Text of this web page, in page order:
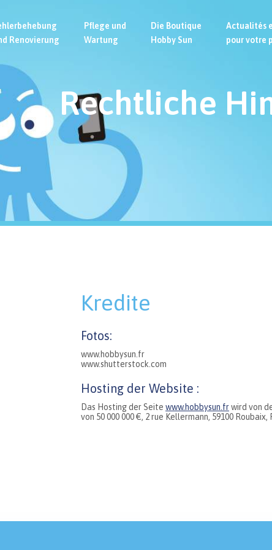
Renovierung
Pflege und
Wartung
Die Boutique
Hobby Sun
Actualités
pour votre
Rechtliche
Kredite
Fotos:
www.hobbysun.fr
www.shutterstock.com
Hosting der Website :
Das Hosting der Seite www.hobbysun.frwird von
von 50 000 000 €, 2 rue Kellermann, 59100